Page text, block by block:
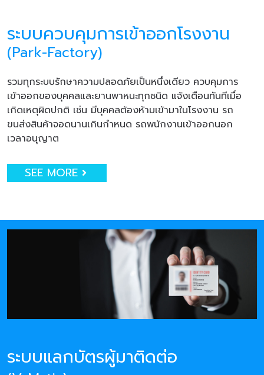
ระบบควบคุมการเข้าออกโรงงาน
(Park-Factory)
รวมทุกระบบรักษาความปลอดภัยเป็นหนึ่งเดียว ควบคุมการ
เข้าออกของบุคคลและยานพาหนะทุกชนิด แจ้งเตือนทันทีเมื่อ
เกิดเหตุผิดปกติ เช่น มีบุคคลต้องห้ามเข้ามาในโรงงาน รถ
ขนส่งสินค้าจอดนานเกินกำหนด รถพนักงานเข้าออกนอก
เวลาอนุญาต
SEE MORE
ระบบแลกบัตรผู้มาติดต่อ